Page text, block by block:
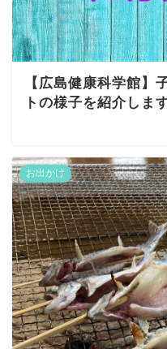
【広島健康科学館】
トの様子を紹介しま
お出かけ